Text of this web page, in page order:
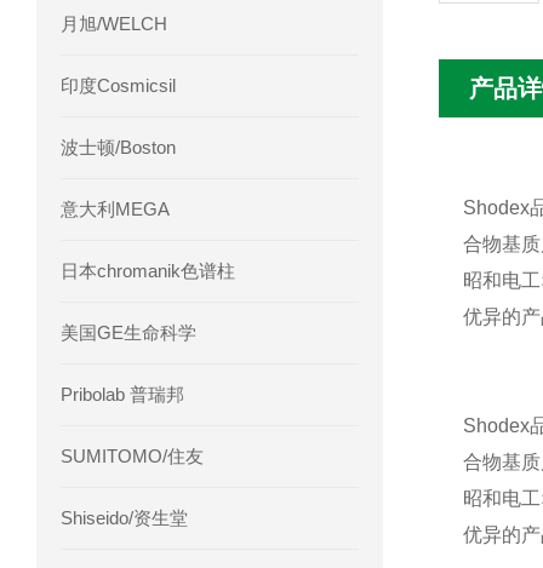
月旭/WELCH
印度Cosmicsil
波士顿/Boston
意大利MEGA
日本chromanik色谱柱
美国GE生命科学
Pribolab 普瑞邦
SUMITOMO/住友
Shiseido/资生堂
产品
Shodex
合物基
昭和电
优异的
Shodex
合物基
昭和电
优异的